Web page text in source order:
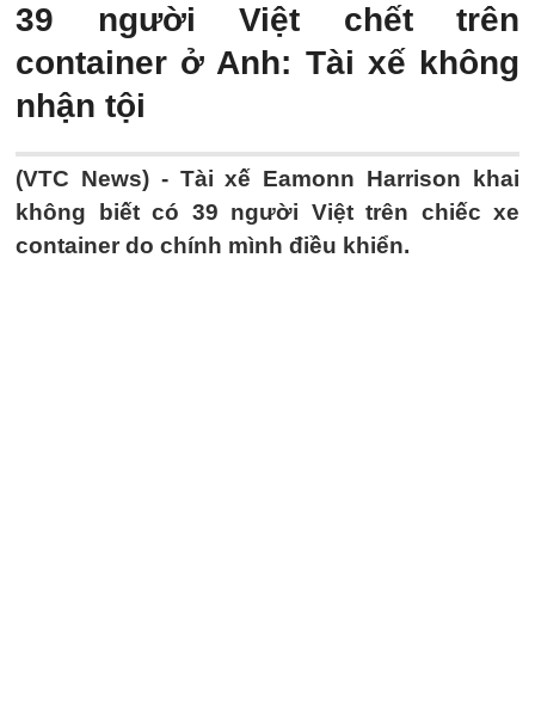
39 người Việt chết trên
container ở Anh: Tài xế không
nhận tội
(VTC News) - Tài xế Eamonn Harrison khai
không biết có 39 người Việt trên chiếc xe
container do chính mình điều khiển.